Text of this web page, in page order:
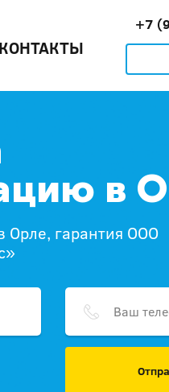
+7
в
Орле, гарантия ООО